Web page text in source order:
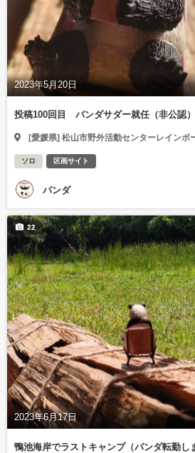
2023年5月20日
投稿100回目 パンダサダー就任（非公認）
[愛媛県] 松山市野外活動センターレインボ
ソロ 区画サイト
パンダ
2023年6月17日
22
鴨池海岸でラストキャンプ（パンダ転勤し